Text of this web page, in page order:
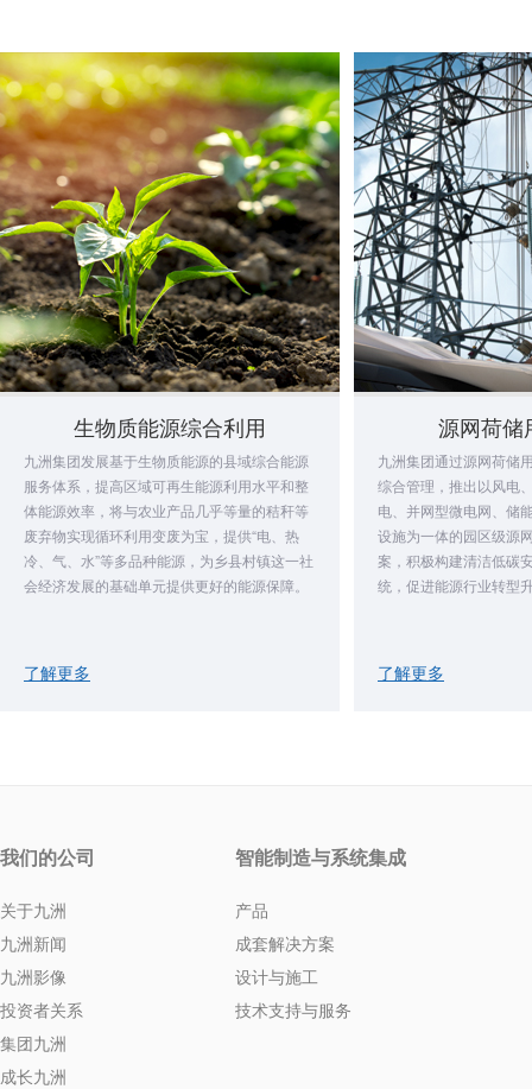
生物质能源综合利用
九洲集团发展基于生物质能源的县域综合能源
服务体系，提高区域可再生能源利用水平和整
体能源效率，将与农业产品几乎等量的秸秆等
废弃物实现循环利用变废为宝，提供“电、热
冷、气、水”等多品种能源，为乡县村镇这一社
会经济发展的基础单元提供更好的能源保障。
了解更多
源网荷储
九洲集团通过源网荷储
综合管理，推出以风电
电、并网型微电网、储
设施为一体的园区级源
案，积极构建清洁低碳
统，促进能源行业转型
了解更多
我们的公司
关于九洲
九洲新闻
九洲影像
投资者关系
集团九洲
成长九洲
智能制造与系统集成
产品
成套解决方案
设计与施工
技术支持与服务